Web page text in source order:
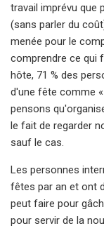
travail imprévu que
(sans parler du
menée pour le
comprendre ce qui
hôte, 71 % des
d'une fête comme
pensons
le fait de regarder
sauf le cas.
Les personnes
fêtes par an et ont
peut faire pour
pour servir de la